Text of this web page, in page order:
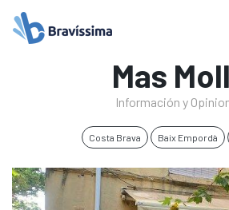
Mas
Información y
Costa Brava Baix Empordà